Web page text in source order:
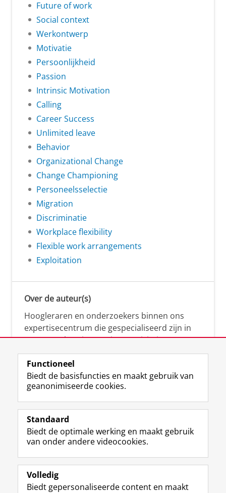
Future of work
Social context
Werkontwerp
Motivatie
Persoonlijkheid
Passion
Intrinsic Motivation
Calling
Career Success
Unlimited leave
Behavior
Organizational Change
Change Championing
Personeelsselectie
Migration
Discriminatie
Workplace flexibility
Flexible work arrangements
Exploitation
Over de auteur(s)
Hoogleraren en onderzoekers binnen ons
expertisecentrum die gespecialiseerd zijn in
samenwerken, innovatie, creativiteit,
diversiteit, leiderschap en ethisch gedrag.
Over deze blog
Via deze blog vertalen onze experts hun
(actuele) wetenschappelijke kennis naar
praktische, heldere en toegankelijke inzichten.
Functioneel
Biedt de basisfuncties en maakt gebruik van
geanonimiseerde cookies.
Standaard
Biedt de optimale werking en maakt gebruik
van onder andere videocookies.
Volledig
Biedt gepersonaliseerde content en maakt